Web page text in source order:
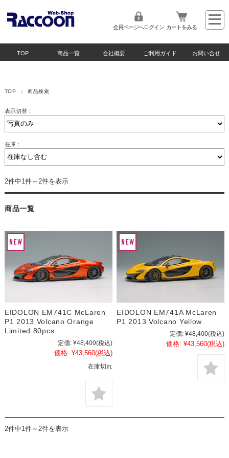
会員ページへログイン カートをみる
TOP 商品一覧 会社概要 ご利用ガイド お問い合せ
TOP 商品検索
表示切替：
在庫：
2件中1件～2件を表示
商品一覧
EIDOLON EM741C McLaren
P1 2013 Volcano Orange
Limited 80pcs
定価: ¥48,400(税込)
価格: ¥43,560(税込)
在庫切れ
EIDOLON EM741A McLaren
P1 2013 Volcano Yellow
定価: ¥48,400(税込)
価格: ¥43,560(税込)
2件中1件～2件を表示